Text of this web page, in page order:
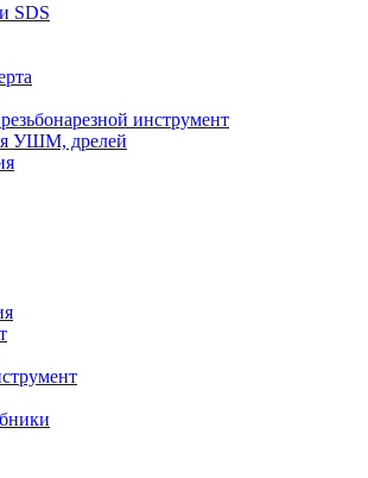
SDS
инструмент
УШМ, дрелей